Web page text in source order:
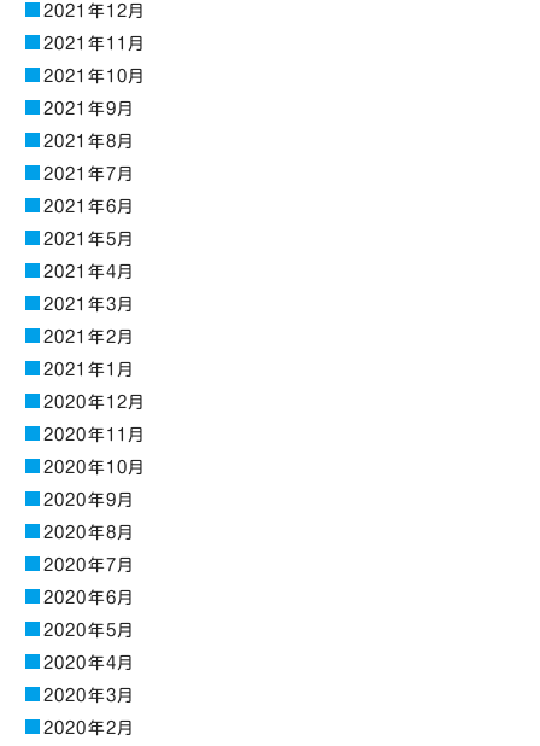
2021年12月
2021年11月
2021年10月
2021年9月
2021年8月
2021年7月
2021年6月
2021年5月
2021年4月
2021年3月
2021年2月
2021年1月
2020年12月
2020年11月
2020年10月
2020年9月
2020年8月
2020年7月
2020年6月
2020年5月
2020年4月
2020年3月
2020年2月